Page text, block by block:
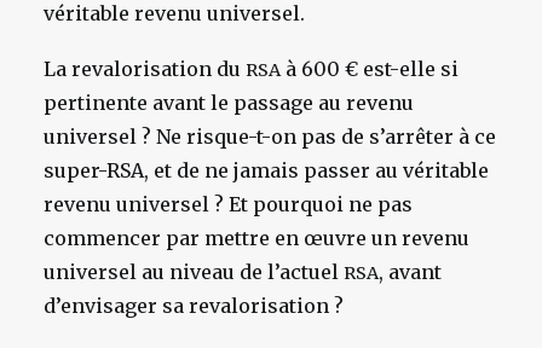
véritable revenu universel.
La revalorisation du RSAà 600 € est-elle si
pertinente avant le passage au revenu
universel ? Ne risque-t-on pas de s’arrêter à ce
super-RSA, et de ne jamais passer au véritable
revenu universel ? Et pourquoi ne pas
commencer par mettre en œuvre un revenu
universel au niveau de l’actuel RSA, avant
d’envisager sa revalorisation ?